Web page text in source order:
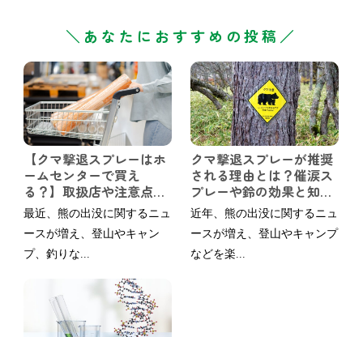
＼あなたにおすすめの投稿／
【クマ撃退スプレーはホ
ームセンターで買え
る？】取扱店や注意点、
購入以外の賢い選択肢も
ご紹介
最近、熊の出没に関するニュ
ースが増え、登山やキャン
プ、釣りな...
クマ撃退スプレーが推奨
される理由とは？催涙ス
プレーや鈴の効果と知っ
ておきたい備え
近年、熊の出没に関するニュ
ースが増え、登山やキャンプ
などを楽...